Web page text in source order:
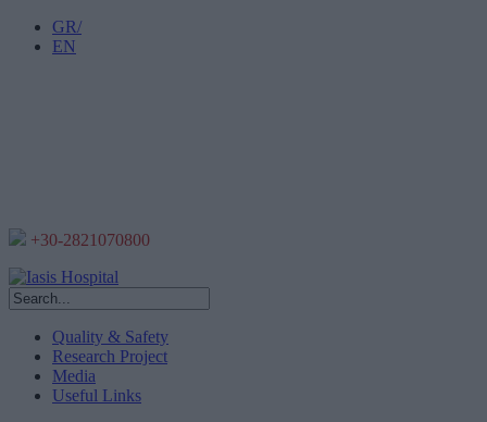
GR/
EN
+30-2821070800
Quality & Safety
Research Project
Media
Useful Links